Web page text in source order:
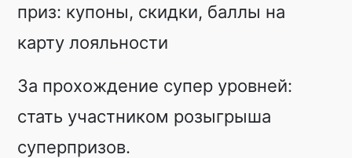
приз: купоны, скидки, баллы на
карту лояльности
За прохождение супер уровней:
стать участником розыгрыша
суперпризов.